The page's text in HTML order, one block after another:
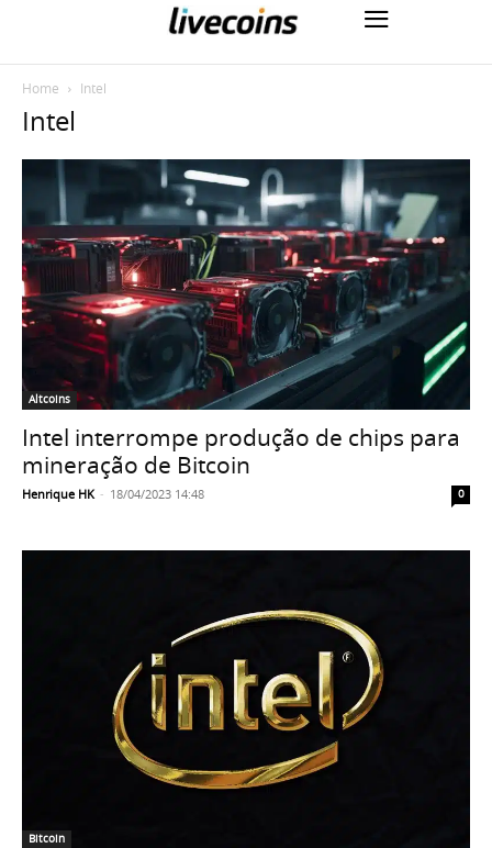
Home Intel
Intel
Altcoins
Intel interrompe produção de chips para
mineração de Bitcoin
Henrique HK - 18/04/2023 14:48 0
Bitcoin